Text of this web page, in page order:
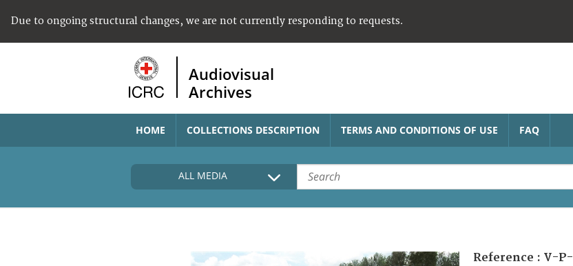
Due to ongoing structural changes, we are not currently responding to requests.
Audiovisual
Archives
HOME COLLECTIONS DESCRIPTION TERMS AND CONDITIONS OF USE FAQ
ALL MEDIA
Reference : V-